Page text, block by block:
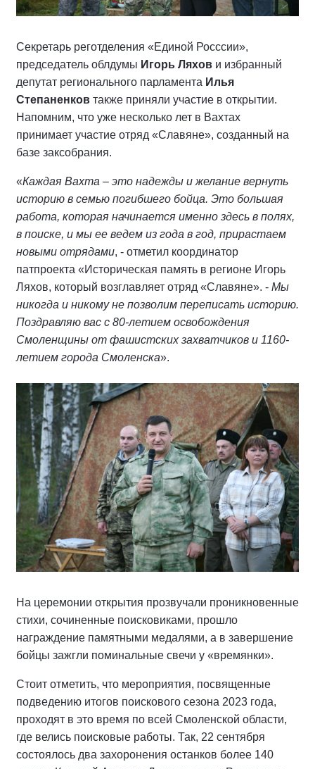
Секретарь реготделения «Единой Росссии»,
председатель облдумы Игорь Ляхов и избранный
депутат регионального парламента Илья
Степаненков также приняли участие в открытии.
Напомним, что уже несколько лет в Вахтах
принимает участие отряд «Славяне», созданный на
базе заксобрания.
«Каждая Вахта – это надежды и желание вернуть
историю в семью погибшего бойца. Это большая
работа, которая начинается именно здесь в полях,
в поиске, и мы ее ведем из года в год, прирастаем
новыми отрядами, - отметил координатор
патпроекта «Историческая память в регионе Игорь
Ляхов, который возглавляет отряд «Славяне». - Мы
никогда и никому не позволим переписать историю.
Поздравляю вас с 80-летием освобождения
Смоленщины от фашистских захватчиков и 1160-
летием города Смоленска».
На церемонии открытия прозвучали проникновенные
стихи, сочиненные поисковиками, прошло
награждение памятными медалями, а в завершение
бойцы зажгли поминальные свечи у «времянки».
Стоит отметить, что мероприятия, посвященные
подведению итогов поискового сезона 2023 года,
проходят в это время по всей Смоленской области,
где велись поисковые работы. Так, 22 сентября
состоялось два захоронения останков более 140